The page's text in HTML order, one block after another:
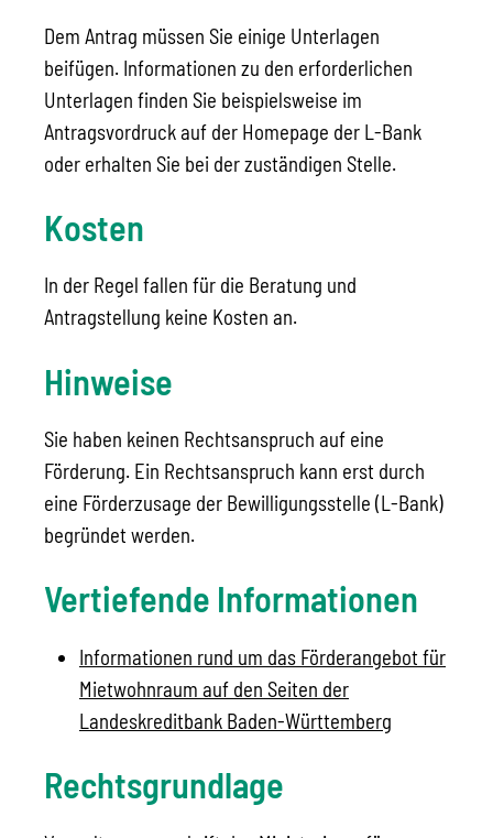
Dem Antrag müssen Sie einige Unterlagen
beifügen. Informationen zu den erforderlichen
Unterlagen finden Sie beispielsweise im
Antragsvordruck auf der Homepage der L-Bank
oder erhalten Sie bei der zuständigen Stelle.
Kosten
In der Regel fallen für die Beratung und
Antragstellung keine Kosten an.
Hinweise
Sie haben keinen Rechtsanspruch auf eine
Förderung. Ein Rechtsanspruch kann erst durch
eine Förderzusage der Bewilligungsstelle (L-Bank)
begründet werden.
Vertiefende Informationen
Informationen rund um das Förderangebot für
Mietwohnraum auf den Seiten der
Landeskreditbank Baden-Württemberg
Rechtsgrundlage